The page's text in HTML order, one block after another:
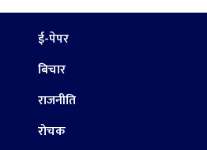
ई-पेपर
बिचार
राजनीति
रोचक